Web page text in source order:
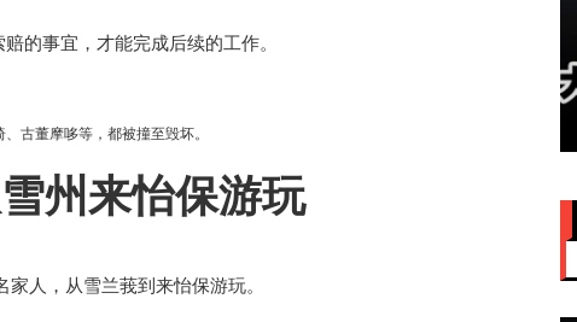
事宜，才能完成后续的工作。
古董摩哆等，都被撞至毁坏。
州来怡保游玩
人，从雪兰莪到来怡保游玩。
赞大马
IU大马演唱会票价来了！最贵